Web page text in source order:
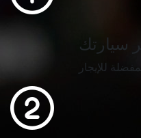
سيارتك